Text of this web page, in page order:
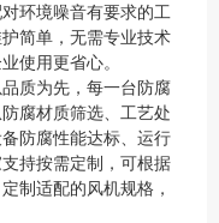
环境噪音有要求的工
简单，无需专业技术
使用更省心。
质为先，每一台防腐
腐材质筛选、工艺处
防腐性能达标、运行
持按需定制，可根据
制适配的风机规格，